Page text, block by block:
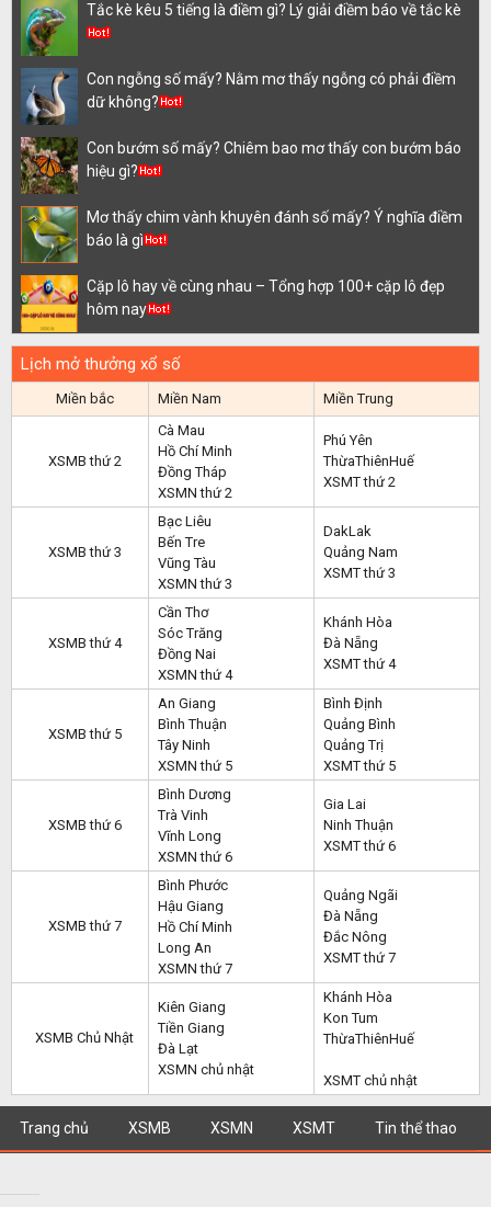
Tắc kè kêu 5 tiếng là điềm gì? Lý giải điềm báo về tắc kè
Con ngỗng số mấy? Nằm mơ thấy ngỗng có phải điềm
dữ không?
Con bướm số mấy? Chiêm bao mơ thấy con bướm báo
hiệu gì?
Mơ thấy chim vành khuyên đánh số mấy? Ý nghĩa điềm
báo là gì
Cặp lô hay về cùng nhau – Tổng hợp 100+ cặp lô đẹp
hôm nay
Lịch mở thưởng xổ số
Miền bắc Miền Nam Miền Trung
XSMB thứ 2
Cà Mau
Hồ Chí Minh
Đồng Tháp
XSMN thứ 2
Phú Yên
ThừaThiênHuế
XSMT thứ 2
XSMB thứ 3
Bạc Liêu
Bến Tre
Vũng Tàu
XSMN thứ 3
DakLak
Quảng Nam
XSMT thứ 3
XSMB thứ 4
Cần Thơ
Sóc Trăng
Đồng Nai
XSMN thứ 4
Khánh Hòa
Đà Nẵng
XSMT thứ 4
XSMB thứ 5
An Giang
Bình Thuận
Tây Ninh
XSMN thứ 5
Bình Định
Quảng Bình
Quảng Trị
XSMT thứ 5
XSMB thứ 6
Bình Dương
Trà Vinh
Vĩnh Long
XSMN thứ 6
Gia Lai
Ninh Thuận
XSMT thứ 6
XSMB thứ 7
Bình Phước
Hậu Giang
Hồ Chí Minh
Long An
XSMN thứ 7
Quảng Ngãi
Đà Nẵng
Đắc Nông
XSMT thứ 7
XSMB Chủ Nhật
Kiên Giang
Tiền Giang
Đà Lạt
XSMN chủ nhật
Khánh Hòa
Kon Tum
ThừaThiênHuế
XSMT chủ nhật
Trang chủ XSMB XSMN XSMT Tin thể thao